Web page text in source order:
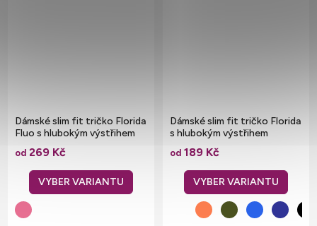
Dámské slim fit tričko Florida
Fluo s hlubokým výstřihem
od 269 Kč
Dámské slim fit tričko Florida
s hlubokým výstřihem
od 189 Kč